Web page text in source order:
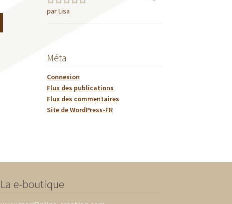
Note5sur 5
par Lisa
Méta
Connexion
Flux des publications
Flux des commentaires
Site de WordPress-FR
La e-boutique